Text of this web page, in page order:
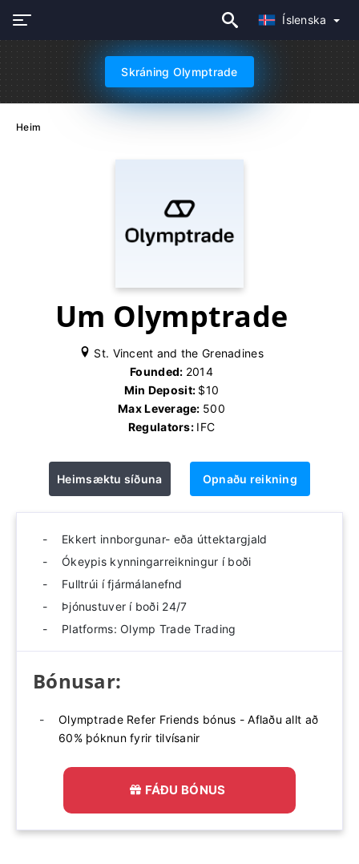
Íslenska
Skráning Olymptrade
Heim
Um Olymptrade
St. Vincent and the Grenadines
Founded: 2014
Min Deposit: $10
Max Leverage: 500
Regulators: IFC
Heimsæktu síðuna Opnaðu reikning
Ekkert innborgunar- eða úttektargjald
Ókeypis kynningarreikningur í boði
Fulltrúi í fjármálanefnd
Þjónustuver í boði 24/7
Platforms: Olymp Trade Trading
Bónusar:
Olymptrade Refer Friends bónus - Aflaðu allt að
60% þóknun fyrir tilvísanir
FÁÐU BÓNUS